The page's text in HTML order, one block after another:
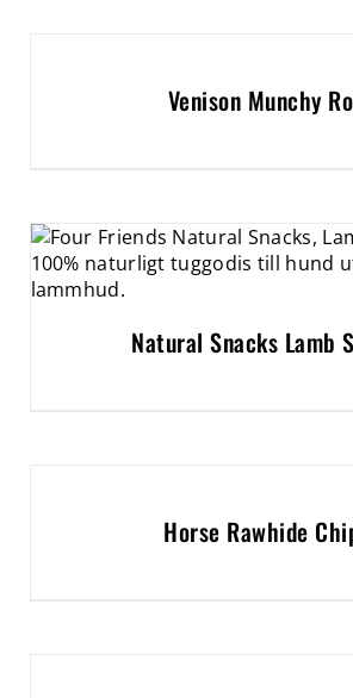
Venison Munchy
Natural Snacks Lamb
Horse Rawhide